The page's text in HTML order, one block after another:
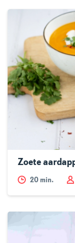
Zoete
20 min.